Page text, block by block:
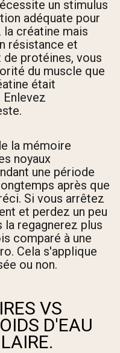
un stimulus
adéquate pour
créatine mais
résistance et
protéines, vous
du muscle que
était
Enlevez
la mémoire
noyaux
une période
après que
Si vous arrêtez
et perdez un peu
la regagnerez plus
comparé à une
Cela s'applique
ou non.
VS
D'EAU